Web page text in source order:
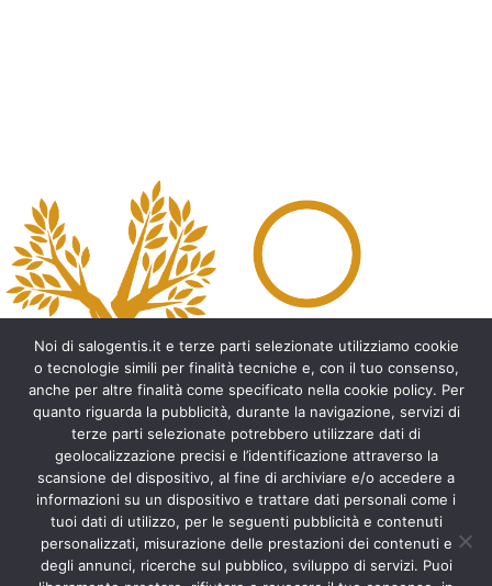
Archeologia del Salento
Cripte e ambienti rupestri del Salento
Leggende del Salento
Tradizioni e folklore del Salento
Arte del Salento
Personaggi illustri del Salento
Noi di salogentis.it e terze parti selezionate utilizziamo cookie
o tecnologie simili per finalità tecniche e, con il tuo consenso,
anche per altre finalità come specificato nella cookie policy. Per
quanto riguarda la pubblicità, durante la navigazione, servizi di
terze parti selezionate potrebbero utilizzare dati di
geolocalizzazione precisi e l’identificazione attraverso la
scansione del dispositivo, al fine di archiviare e/o accedere a
informazioni su un dispositivo e trattare dati personali come i
tuoi dati di utilizzo, per le seguenti pubblicità e contenuti
personalizzati, misurazione delle prestazioni dei contenuti e
degli annunci, ricerche sul pubblico, sviluppo di servizi. Puoi